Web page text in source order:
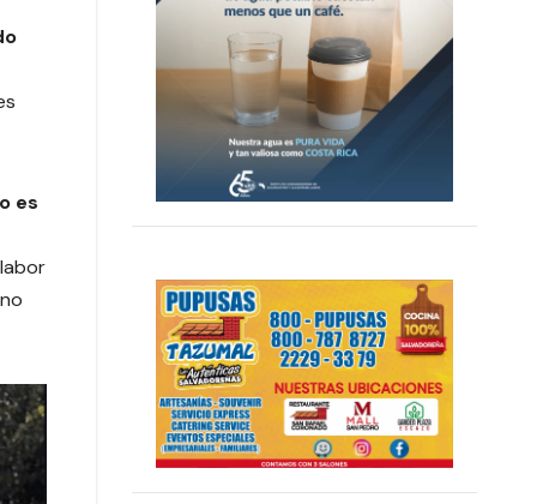
es